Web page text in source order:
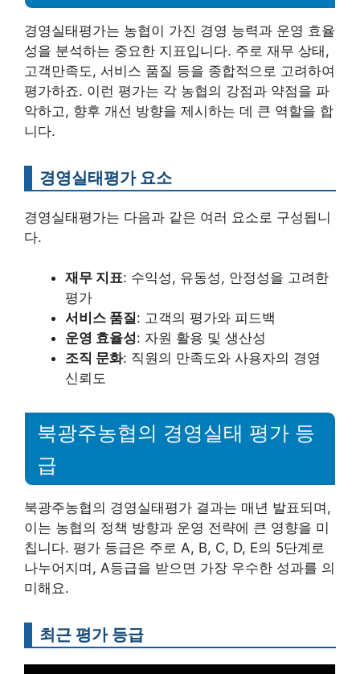
경영실태평가는 농협이 가진 경영 능력과 운영 효율
성을 분석하는 중요한 지표입니다. 주로 재무 상태,
고객만족도, 서비스 품질 등을 종합적으로 고려하여
평가하죠. 이런 평가는 각 농협의 강점과 약점을 파
악하고, 향후 개선 방향을 제시하는 데 큰 역할을 합
니다.
경영실태평가 요소
경영실태평가는 다음과 같은 여러 요소로 구성됩니
다.
재무 지표: 수익성, 유동성, 안정성을 고려한
평가
서비스 품질: 고객의 평가와 피드백
운영 효율성: 자원 활용 및 생산성
조직 문화: 직원의 만족도와 사용자의 경영
신뢰도
북광주농협의 경영실태 평가 등
급
북광주농협의 경영실태평가 결과는 매년 발표되며,
이는 농협의 정책 방향과 운영 전략에 큰 영향을 미
칩니다. 평가 등급은 주로 A, B, C, D, E의 5단계로
나누어지며, A등급을 받으면 가장 우수한 성과를 의
미해요.
최근 평가 등급